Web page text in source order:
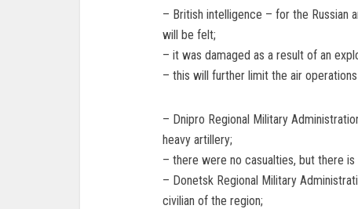
– British intelligence – for the Russian
will be felt;
– it was damaged as a result of an
– this will further limit the air
– Dnipro Regional Military
heavy artillery;
– there were no casualties, but there
– Donetsk Regional Military
civilian of the region;